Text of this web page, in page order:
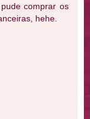
comprar os
hehe.